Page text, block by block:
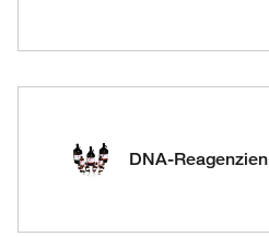
DNA-Reagenzien